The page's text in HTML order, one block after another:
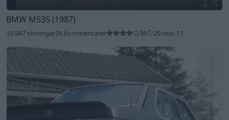
6 1
BMW M535 (1987)
10 947 visningar26 kommentarer 36 20 nov. 11